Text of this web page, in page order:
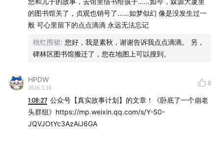
01:08:59 未来十年的非虚构写作可能关注哪些方面
｜嘉宾｜
杨素秋，非虚构写作者，平时在高校教文学和美学课，
的图书馆关了，贞观也销号了……如梦似幻 像是没发生过一
般 可心里留下的点点滴滴 永远无法忘记
桃红围裙: 您好，我是素秋，谢谢告诉我点点滴滴。 另，
碑林区图书馆搬迁了，您在地图上可以搜到。
HPDW
2026.5.10
8
1:08:27 公众号【真实故事计划】的文章！《卧底了一个崩老
头群组》https://mp.weixin.qq.com/s/Y-S0-
JQVJOtYc3AzAiJ6GA